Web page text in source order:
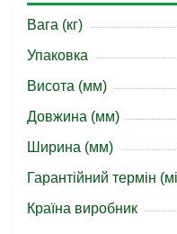
Вага (кг)
Упаковка
Висота (мм)
Довжина (мм)
Ширина (мм)
Гарантійний термін
Країна виробник